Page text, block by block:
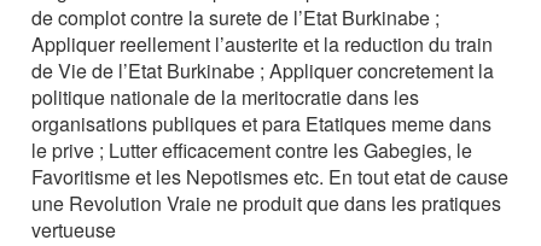
de complot contre la surete de l’Etat Burkinabe ;
Appliquer reellement l’austerite et la reduction du train
de Vie de l’Etat Burkinabe ; Appliquer concretement la
politique nationale de la meritocratie dans les
organisations publiques et para Etatiques meme dans
le prive ; Lutter efficacement contre les Gabegies, le
Favoritisme et les Nepotismes etc. En tout etat de cause
une Revolution Vraie ne produit que dans les pratiques
vertueuse